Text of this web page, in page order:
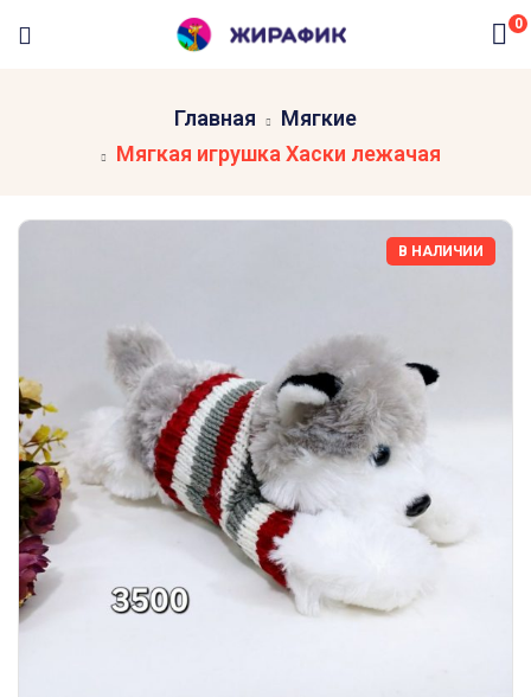
0
Главная
Мягкие
Мягкая игрушка Хаски лежачая
В НАЛИЧИИ